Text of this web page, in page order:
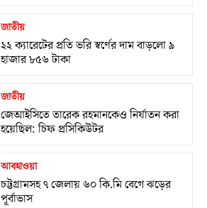
জাতীয়
২২ ক্যারেটের প্রতি ভরি স্বর্ণের দাম বাড়লো ৯
হাজার ৮৫৬ টাকা
জাতীয়
জেআইসিতে তারেক রহমানকেও নির্যাতন করা
হয়েছিল: চিফ প্রসিকিউটর
আবহাওয়া
চট্টগ্রামসহ ৭ জেলায় ৬০ কি.মি বেগে ঝড়ের
পূর্বাভাস